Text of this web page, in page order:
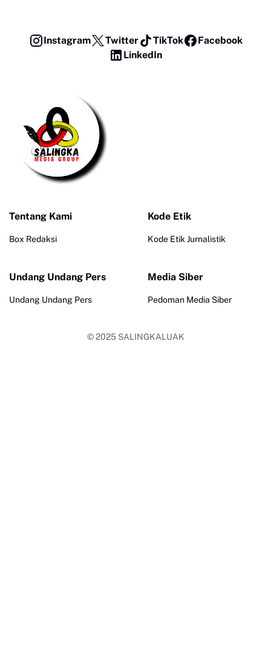
Instagram Twitter TikTok
Facebook
LinkedIn
Tentang Kami
Box Redaksi
Kode Etik
Kode Etik Jurnalistik
Undang Undang Pers
Undang Undang Pers
Media Siber
Pedoman Media Siber
© 2025 SALINGKALUAK